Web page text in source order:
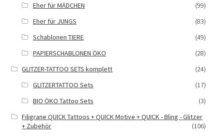
Eher für MÄDCHEN
(99)
Eher für JUNGS
(83)
Schablonen TIERE
(49)
PAPIERSCHABLONEN ÖKO
(28)
GLITZER-TATTOO SETS komplett
(24)
GLITZERTATTOO Sets
(17)
BIO ÖKO Tattoo Sets
(3)
Filigrane QUICK Tattoos + QUICK Motive + QUICK - Bling - Glitzer
+ Zubehör
(106)